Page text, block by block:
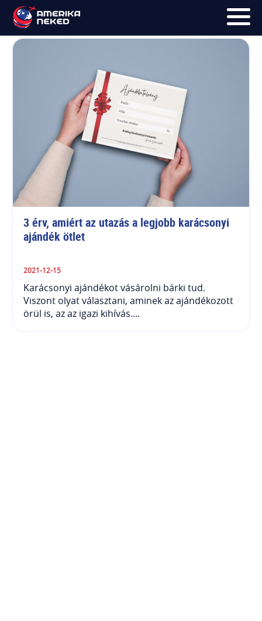
RÓLUNK
KÉPEK
Voucher
3 érv, amiért az utazás a legjobb karácsonyi
ajándék ötlet
2021-12-15
Karácsonyi ajándékot vásárolni bárki tud.
Viszont olyat választani, aminek az ajándékozott
örül is, az az igazi kihívás....